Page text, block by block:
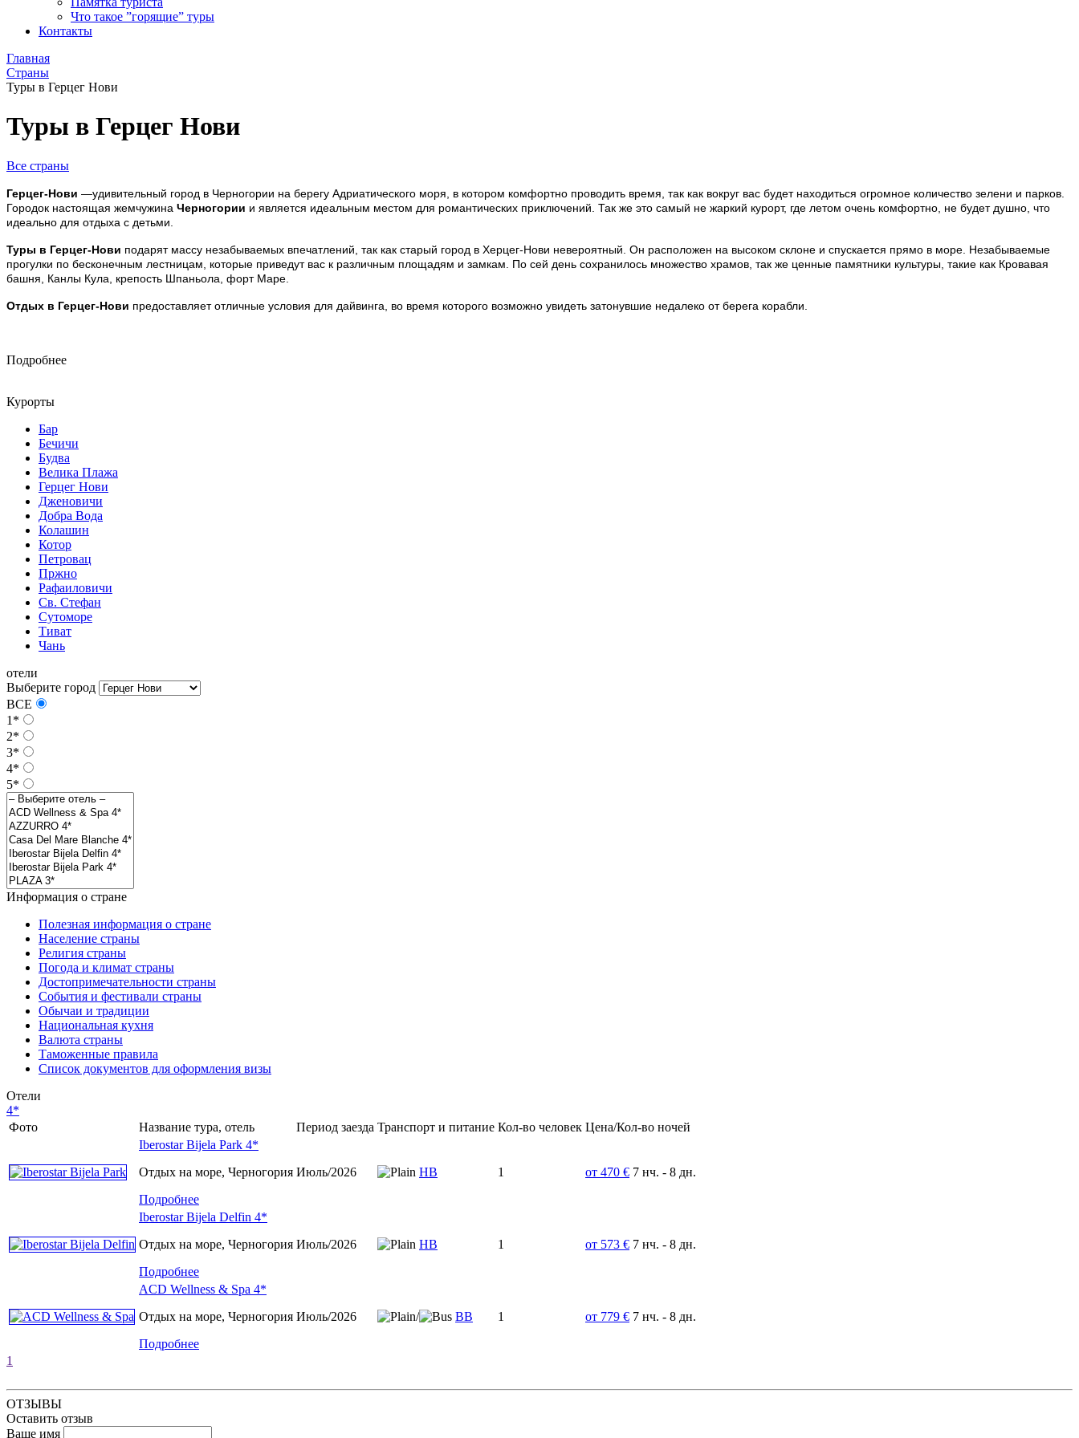
Что такое ”горящие” туры
Контакты
Главная
Страны
Туры в Герцег Нови
Туры в Герцег Нови
Все страны
Герцег-Нови —удивительный город в Черногории на берегу Адриатического моря, в котором комфортно проводить время, так как вокруг вас будет находиться огромное количество зелени и парков.
Городок настоящая жемчужина Черногории и является идеальным местом для романтических приключений. Так же это самый не жаркий курорт, где летом очень комфортно, не будет душно, что
идеально для отдыха с детьми.
Туры в Герцег-Нови подарят массу незабываемых впечатлений, так как старый город в Херцег-Нови невероятный. Он расположен на высоком склоне и спускается прямо в море. Незабываемые
прогулки по бесконечным лестницам, которые приведут вас к различным площадям и замкам. По сей день сохранилось множество храмов, так же ценные памятники культуры, такие как Кровавая
башня, Канлы Кула, крепость Шпаньола, форт Маре.
Отдых в Герцег-Нови предоставляет отличные условия для дайвинга, во время которого возможно увидеть затонувшие недалеко от берега корабли.
Подробнее
Курорты
Бар
Бечичи
Будва
Велика Плажа
Герцег Нови
Дженовичи
Добра Вода
Колашин
Котор
Петровац
Пржно
Рафаиловичи
Св. Стефан
Сутоморе
Тиват
Чань
отели
Выберите город
ВСЕ
1*
2*
3*
4*
5*
Информация о стране
Полезная информация о стране
Население страны
Религия страны
Погода и климат страны
Достопримечательности страны
События и фестивали страны
Обычаи и традиции
Национальная кухня
Валюта страны
Таможенные правила
Список документов для оформления визы
Отели
4*
Фото
Название тура, отель Период заезда Транспорт и питание Кол-во человек Цена/Кол-во ночей
Iberostar Bijela Park 4*
Отдых на море, Черногория
Подробнее
Июль/2026 HB 1 от 470 € 7 нч. - 8 дн.
Iberostar Bijela Delfin 4*
Отдых на море, Черногория
Подробнее
Июль/2026 HB 1 от 573 € 7 нч. - 8 дн.
ACD Wellness & Spa 4*
Отдых на море, Черногория
Подробнее
Июль/2026 / BB 1 от 779 € 7 нч. - 8 дн.
1
ОТЗЫВЫ
Оставить отзыв
Ваше имя